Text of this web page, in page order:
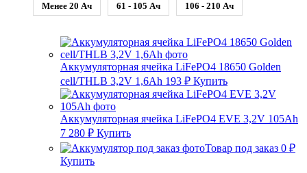
Менее 20 Ач 61 - 105 Ач 106 - 210 Ач
Аккумуляторная ячейка LiFePO4 18650 Golden
cell/THLB 3,2V 1,6Ah 193 ₽ Купить
Аккумуляторная ячейка LiFePO4 EVE 3,2V 105Ah
7 280 ₽ Купить
Товар под заказ 0 ₽
Купить